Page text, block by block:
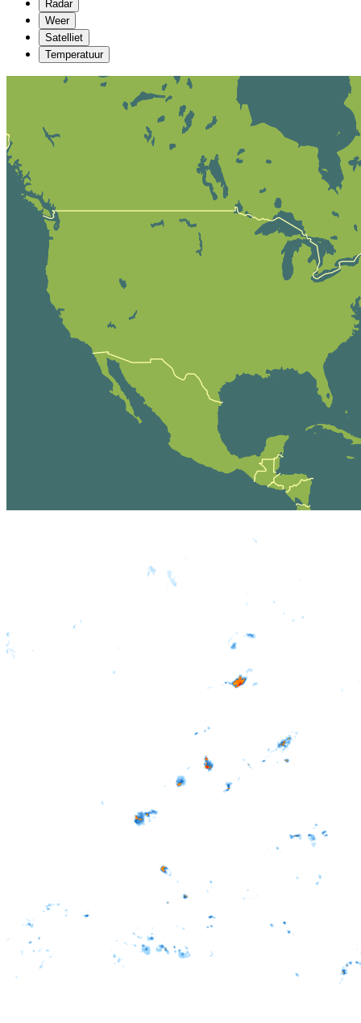
Radar
Weer
Satelliet
Temperatuur